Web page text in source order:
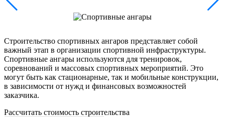
Строительство спортивных ангаров представляет собой
важный этап в организации спортивной инфраструктуры.
Спортивные ангары используются для тренировок,
соревнований и массовых спортивных мероприятий. Это
могут быть как стационарные, так и мобильные конструкции,
в зависимости от нужд и финансовых возможностей
заказчика.
Рассчитать стоимость строительства